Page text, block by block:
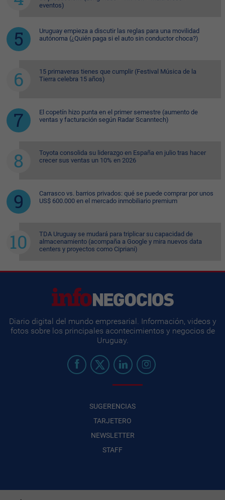
eventos)
Uruguay empieza a discutir las reglas para una movilidad
autónoma (¿Quién paga si el auto sin conductor choca?)
15 primaveras tienes que cumplir (Festival Música de la
Tierra celebra 15 años)
El copetín hizo punta en el primer semestre (aumento de
ventas y facturación según Radar Scanntech)
Toyota consolida su liderazgo en España en julio tras hacer
crecer sus ventas un 10% en 2026
Carrasco vs. barrios privados: qué se puede comprar por unos
US$ 600.000 en el mercado inmobiliario premium
TDA Uruguay se mudará para triplicar su capacidad de
almacenamiento (acompaña a Google y mira nuevos data
centers y proyectos como Cipriani)
Diario digital del mundo empresarial. Información, videos y
fotos sobre los principales acontecimientos y negocios de
Uruguay.
SUGERENCIAS
TARJETERO
NEWSLETTER
STAFF